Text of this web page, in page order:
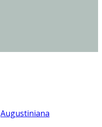
Augustiniana